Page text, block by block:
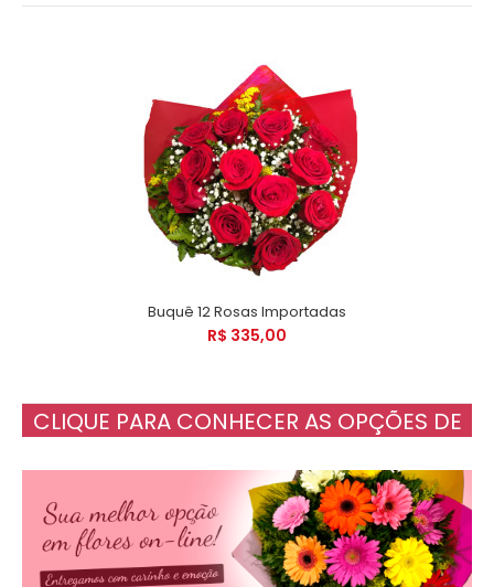
Buquê 12 Rosas Importadas
R$ 335,00
CLIQUE PARA CONHECER AS OPÇÕES DE